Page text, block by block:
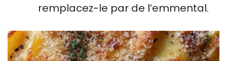
remplacez-le par de l’emmental.